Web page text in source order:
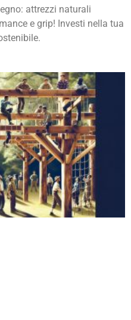
attrezzi naturali
e grip! Investi nella tua